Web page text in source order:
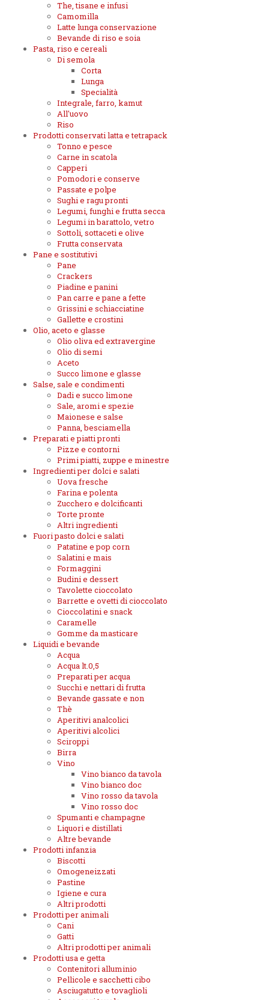
The, tisane e infusi
Camomilla
Latte lunga conservazione
Bevande di riso e soia
Pasta, riso e cereali
Di semola
Corta
Lunga
Specialità
Integrale, farro, kamut
All'uovo
Riso
Prodotti conservati latta e tetrapack
Tonno e pesce
Carne in scatola
Capperi
Pomodori e conserve
Passate e polpe
Sughi e ragu pronti
Legumi, funghi e frutta secca
Legumi in barattolo, vetro
Sottoli, sottaceti e olive
Frutta conservata
Pane e sostitutivi
Pane
Crackers
Piadine e panini
Pan carre e pane a fette
Grissini e schiacciatine
Gallette e crostini
Olio, aceto e glasse
Olio oliva ed extravergine
Olio di semi
Aceto
Succo limone e glasse
Salse, sale e condimenti
Dadi e succo limone
Sale, aromi e spezie
Maionese e salse
Panna, besciamella
Preparati e piatti pronti
Pizze e contorni
Primi piatti, zuppe e minestre
Ingredienti per dolci e salati
Uova fresche
Farina e polenta
Zucchero e dolcificanti
Torte pronte
Altri ingredienti
Fuori pasto dolci e salati
Patatine e pop corn
Salatini e mais
Formaggini
Budini e dessert
Tavolette cioccolato
Barrette e ovetti di cioccolato
Cioccolatini e snack
Caramelle
Gomme da masticare
Liquidi e bevande
Acqua
Acqua lt.0,5
Preparati per acqua
Succhi e nettari di frutta
Bevande gassate e non
Thè
Aperitivi analcolici
Aperitivi alcolici
Sciroppi
Birra
Vino
Vino bianco da tavola
Vino bianco doc
Vino rosso da tavola
Vino rosso doc
Spumanti e champagne
Liquori e distillati
Altre bevande
Prodotti infanzia
Biscotti
Omogeneizzati
Pastine
Igiene e cura
Altri prodotti
Prodotti per animali
Cani
Gatti
Altri prodotti per animali
Prodotti usa e getta
Contenitori alluminio
Pellicole e sacchetti cibo
Asciugatutto e tovaglioli